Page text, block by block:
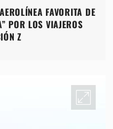
FAVORITA DE
POR LOS VIAJEROS
Z